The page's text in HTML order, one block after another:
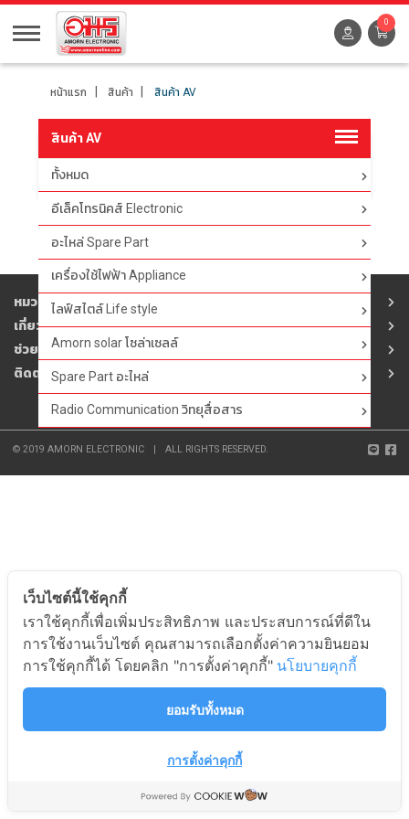
0
หน้าแรก สินค้า สินค้า AV
สินค้า AV
ทั้งหมด
อีเล็คโทรนิคส์ Electronic
อะไหล่ Spare Part
เครื่องใช้ไฟฟ้า Appliance
ไลฟ์สไตล์ Life style
Amorn solar โซล่าเซลล์
Spare Part อะไหล่
Radio Communication วิทยุสื่อสาร
ตัวกรอง
หมวดสินค้า
เกี่ยวกับอมร
ช่วยเหลือ
ติดต่ออมร
© 2019 AMORN ELECTRONIC ALL RIGHTS RESERVED.
เว็บไซต์นี้ใช้คุกกี้
เราใช้คุกกี้เพื่อเพิ่มประสิทธิภาพ และประสบการณ์ที่ดีใน
การใช้งานเว็บไซต์ คุณสามารถเลือกตั้งค่าความยินยอม
การใช้คุกกี้ได้ โดยคลิก "การตั้งค่าคุกกี้" นโยบายคุกกี้
ยอมรับทั้งหมด
การตั้งค่าคุกกี้